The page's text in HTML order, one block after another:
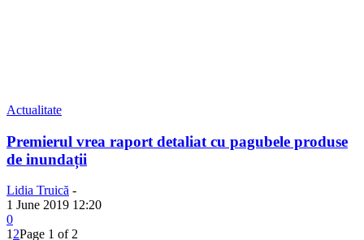
Actualitate
Premierul vrea raport detaliat cu pagubele produse
de inundații
Lidia Truică -
1 June 2019 12:20
0
1 2Page 1 of 2